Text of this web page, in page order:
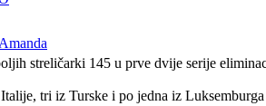
streličarki 145 u prve dvije serije
tri iz Turske i po jedna iz